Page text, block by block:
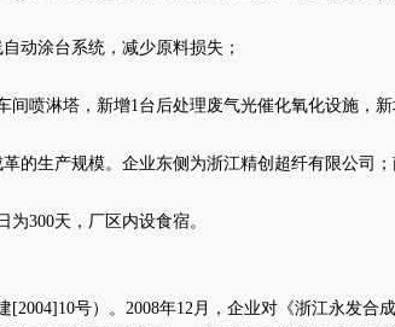
动涂台系统，减少原料损失；
喷淋塔，新增1台后处理废气光催化氧化设施，
的生产规模。企业东侧为浙江精创超纤有限公司
300天，厂区内设食宿。
号）。2008年12月，企业对《浙江永发合